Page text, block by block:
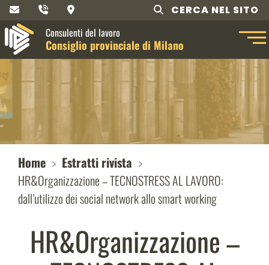
CERCA NEL SITO
Consulenti del lavoro
Consiglio provinciale di Milano
Home
Estratti rivista
HR&Organizzazione – TECNOSTRESS AL LAVORO:
dall’utilizzo dei social network allo smart working
HR&Organizzazione –